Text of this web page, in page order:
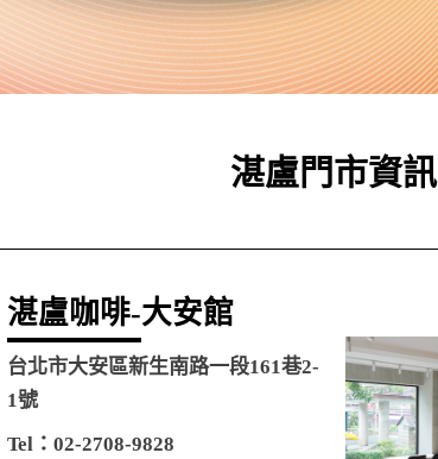
湛盧門市資訊
湛盧咖啡-大安館
台北市大安區新生南路一段161巷2-
1號
Tel：02-2708-9828